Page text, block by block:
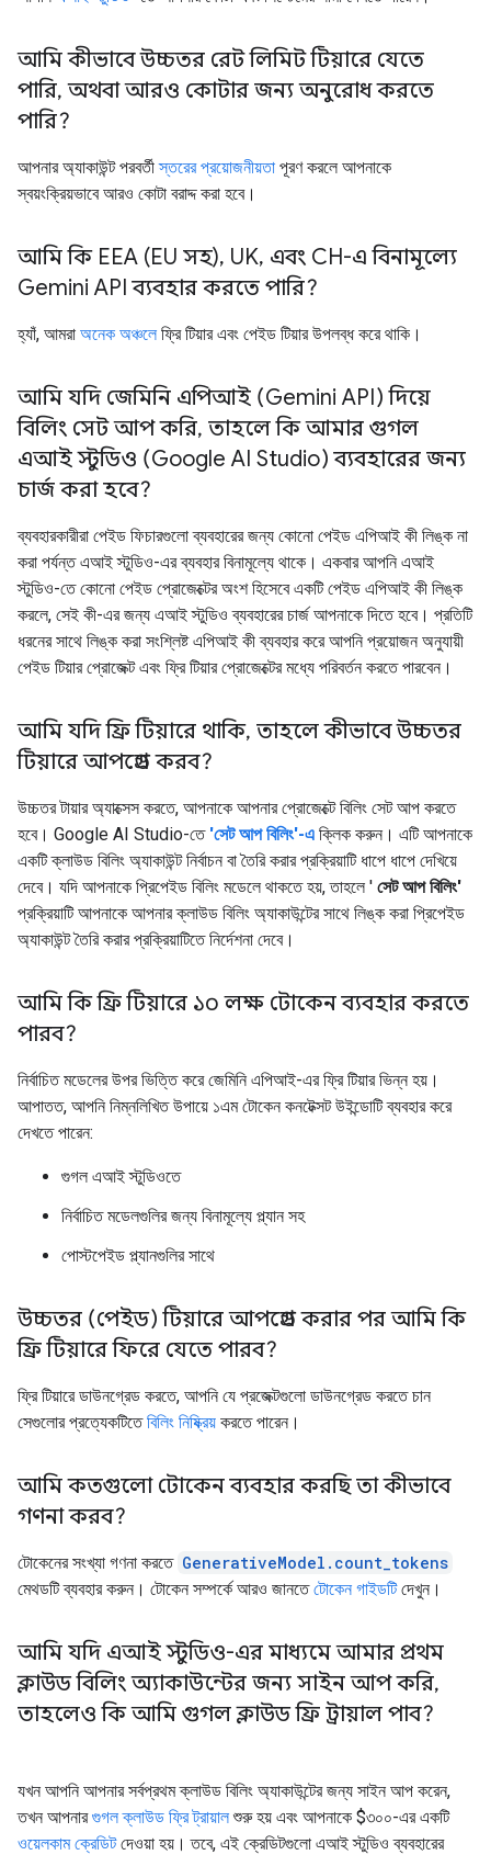
আমি কীভাবে উচ্চতর রেট লিমিট টিয়ারে যেতে
পারি, অথবা আরও কোটার জন্য অনুরোধ করতে
পারি?
আপনার অ্যাকাউন্ট পরবর্তীস্তরের প্রয়োজনীয়তা পূরণ করলে আপনাকে
স্বয়ংক্রিয়ভাবে আরও কোটা বরাদ্দ করা হবে।
আমি কি EEA (EU সহ), UK, এবং CH-এ বিনামূল্যে
Gemini API ব্যবহার করতে পারি?
হ্যাঁ, আমরা অনেক অঞ্চলেফ্রি টিয়ার এবং পেইড টিয়ার উপলব্ধ করে থাকি।
আমি যদি জেমিনি এপিআই (Gemini API) দিয়ে
বিলিং সেট আপ করি, তাহলে কি আমার গুগল
এআই স্টুডিও (Google AI Studio) ব্যবহারের জন্য
চার্জ করা হবে?
ব্যবহারকারীরা পেইড ফিচারগুলো ব্যবহারের জন্য কোনো পেইড এপিআই কী লিঙ্ক না
করা পর্যন্ত এআই স্টুডিও-এর ব্যবহার বিনামূল্যে থাকে। একবার আপনি এআই
স্টুডিও-তে কোনো পেইড প্রোজেক্টের অংশ হিসেবে একটি পেইড এপিআই কী লিঙ্ক
করলে, সেই কী-এর জন্য এআই স্টুডিও ব্যবহারের চার্জ আপনাকে দিতে হবে। প্রতিটি
ধরনের সাথে লিঙ্ক করা সংশ্লিষ্ট এপিআই কী ব্যবহার করে আপনি প্রয়োজন অনুযায়ী
পেইড টিয়ার প্রোজেক্ট এবং ফ্রি টিয়ার প্রোজেক্টের মধ্যে পরিবর্তন করতে পারবেন।
আমি যদি ফ্রি টিয়ারে থাকি, তাহলে কীভাবে উচ্চতর
টিয়ারে আপগ্রেড করব?
উচ্চতর টায়ার অ্যাক্সেস করতে, আপনাকে আপনার প্রোজেক্টে বিলিং সেট আপ করতে
হবে। Google AI Studio-তে 'সেট আপ বিলিং'-এ ক্লিক করুন। এটি আপনাকে
একটি ক্লাউড বিলিং অ্যাকাউন্ট নির্বাচন বা তৈরি করার প্রক্রিয়াটি ধাপে ধাপে দেখিয়ে
দেবে। যদি আপনাকে প্রিপেইড বিলিং মডেলে থাকতে হয়, তাহলে ' সেট আপ বিলিং'
প্রক্রিয়াটি আপনাকে আপনার ক্লাউড বিলিং অ্যাকাউন্টের সাথে লিঙ্ক করা প্রিপেইড
অ্যাকাউন্ট তৈরি করার প্রক্রিয়াটিতে নির্দেশনা দেবে।
আমি কি ফ্রি টিয়ারে ১০ লক্ষ টোকেন ব্যবহার করতে
পারব?
নির্বাচিত মডেলের উপর ভিত্তি করে জেমিনি এপিআই-এর ফ্রি টিয়ার ভিন্ন হয়।
আপাতত, আপনি নিম্নলিখিত উপায়ে ১এম টোকেন কনটেক্সট উইন্ডোটি ব্যবহার করে
দেখতে পারেন:
গুগল এআই স্টুডিওতে
নির্বাচিত মডেলগুলির জন্য বিনামূল্যে প্ল্যান সহ
পোস্টপেইড প্ল্যানগুলির সাথে
উচ্চতর (পেইড) টিয়ারে আপগ্রেড করার পর আমি কি
ফ্রি টিয়ারে ফিরে যেতে পারব?
ফ্রি টিয়ারে ডাউনগ্রেড করতে, আপনি যে প্রজেক্টগুলো ডাউনগ্রেড করতে চান
সেগুলোর প্রত্যেকটিতেবিলিং নিষ্ক্রিয় করতে পারেন।
আমি কতগুলো টোকেন ব্যবহার করছি তা কীভাবে
গণনা করব?
টোকেনের সংখ্যা গণনা করতে GenerativeModel.count_tokens
মেথডটি ব্যবহার করুন। টোকেন সম্পর্কে আরও জানতেটোকেন গাইডটিদেখুন।
আমি যদি এআই স্টুডিও-এর মাধ্যমে আমার প্রথম
ক্লাউড বিলিং অ্যাকাউন্টের জন্য সাইন আপ করি,
তাহলেও কি আমি গুগল ক্লাউড ফ্রি ট্রায়াল পাব?
যখন আপনি আপনার সর্বপ্রথম ক্লাউড বিলিং অ্যাকাউন্টের জন্য সাইন আপ করেন,
তখন আপনারগুগল ক্লাউড ফ্রি ট্রায়ালশুরু হয় এবং আপনাকে $৩০০-এর একটি
ওয়েলকাম ক্রেডিটদেওয়া হয়। তবে, এই ক্রেডিটগুলো এআই স্টুডিও ব্যবহারের